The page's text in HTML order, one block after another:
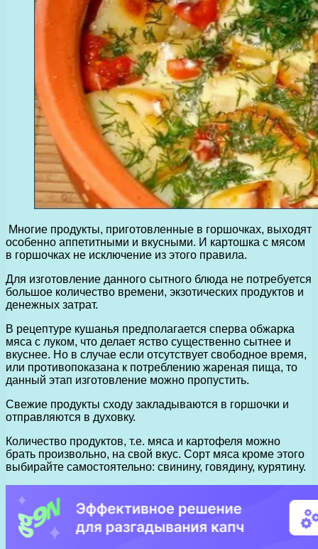
Многие продукты, приготовленные в горшочках, выходят
особенно аппетитными и вкусными. И картошка с мясом
в горшочках не исключение из этого правила.
Для изготовление данного сытного блюда не потребуется
большое количество времени, экзотических продуктов и
денежных затрат.
В рецептуре кушанья предполагается сперва обжарка
мяса с луком, что делает яство существенно сытнее и
вкуснее. Но в случае если отсутствует свободное время,
или противопоказана к потреблению жареная пища, то
данный этап изготовление можно пропустить.
Свежие продукты сходу закладываются в горшочки и
отправляются в духовку.
Количество продуктов, т.е. мяса и картофеля можно
брать произвольно, на свой вкус. Сорт мяса кроме этого
выбирайте самостоятельно: свинину, говядину, курятину.